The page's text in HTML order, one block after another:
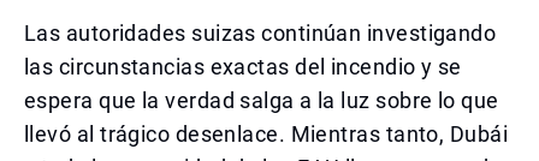
Las autoridades suizas continúan investigando
las circunstancias exactas del incendio y se
espera que la verdad salga a la luz sobre lo que
llevó al trágico desenlace. Mientras tanto, Dubái